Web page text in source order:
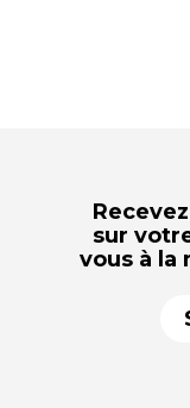
sur
vous à la